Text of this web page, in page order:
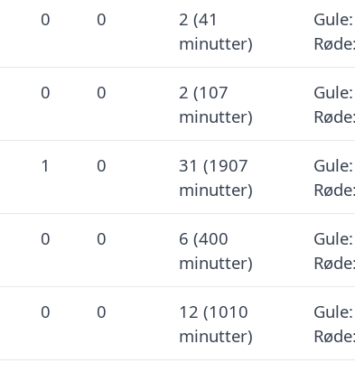
0 0
2 (41
minutter)
0 0
2 (107
minutter)
1 0
31 (1907
minutter)
0 0
6 (400
minutter)
0 0
12 (1010
minutter)